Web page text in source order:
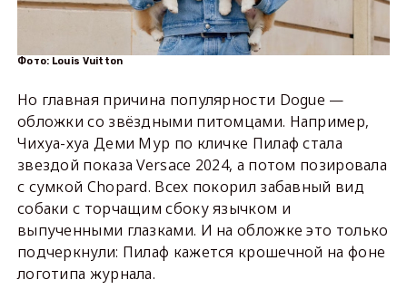
Фото: Louis Vuitton
Но главная причина популярности Dogue —
обложки со звёздными питомцами. Например,
Чихуа-хуа Деми Мур по кличке Пилаф стала
звездой показа Versace 2024, а потом позировала
с сумкой Chopard. Всех покорил забавный вид
собаки с торчащим сбоку язычком и
выпученными глазками. И на обложке это только
подчеркнули: Пилаф кажется крошечной на фоне
логотипа журнала.